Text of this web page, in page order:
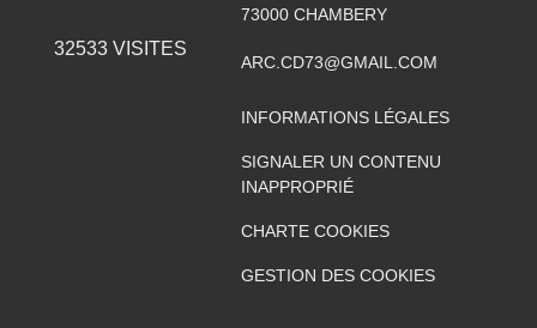
32533VISITES
73000 CHAMBERY
ARC.CD73@GMAIL.COM
INFORMATIONS LÉGALES
SIGNALER UN CONTENU
INAPPROPRIÉ
CHARTE COOKIES
GESTION DES COOKIES